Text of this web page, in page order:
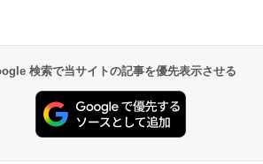
検索で当サイトの記事を優先表示させる